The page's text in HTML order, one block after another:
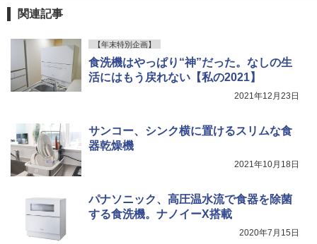
関連記事
【年末特別企画】
食洗機はやっぱり“神”だった。なしの生
活にはもう戻れない【私の2021】
2021年12月23日
サンコー、シンク横に置けるスリムな食
器乾燥機
2021年10月18日
パナソニック、高圧温水流で食器を除菌
する食洗機。ナノイーX搭載
2020年7月15日